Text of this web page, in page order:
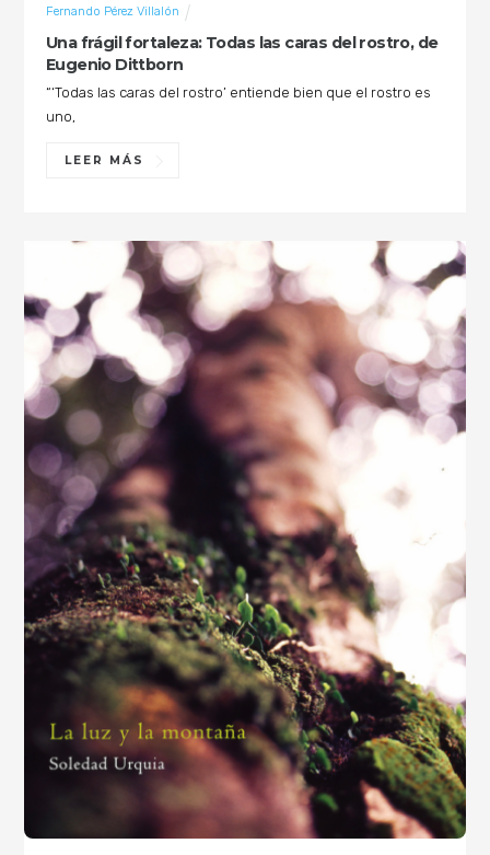
Una frágil fortaleza: Todas las caras del rostro, de
Eugenio Dittborn
Fernando Pérez Villalón
“‘Todas las caras del rostro’ entiende bien que el rostro es
uno,
LEER MÁS